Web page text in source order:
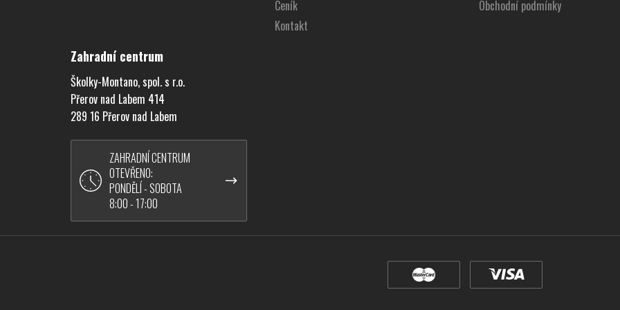
Ceník
Kontakt
Obchodní podmínky
Zahradní centrum
Školky-Montano, spol. s r.o.
Přerov nad Labem 414
289 16 Přerov nad Labem
ZAHRADNÍ CENTRUM
OTEVŘENO:
PONDĚLÍ - SOBOTA
8:00 - 17:00